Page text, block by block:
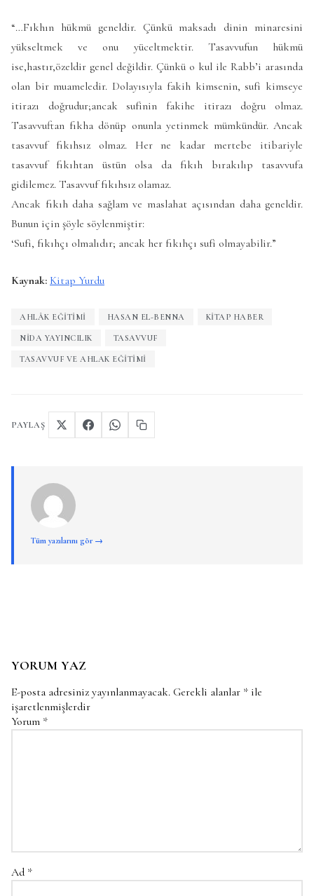
“…Fıkhın hükmü geneldir. Çünkü maksadı dinin minaresini
yükseltmek ve onu yüceltmektir. Tasavvufun hükmü
ise,hastır,özeldir genel değildir. Çünkü o kul ile Rabb’i arasında
olan bir muameledir. Dolayısıyla fakih kimsenin, sufi kimseye
itirazı doğrudur;ancak sufinin fakihe itirazı doğru olmaz.
Tasavvuftan fıkha dönüp onunla yetinmek mümkündür. Ancak
tasavvuf fıkıhsız olmaz. Her ne kadar mertebe itibariyle
tasavvuf fıkıhtan üstün olsa da fıkıh bırakılıp tasavvufa
gidilemez. Tasavvuf fıkıhsız olamaz.
Ancak fıkıh daha sağlam ve maslahat açısından daha geneldir.
Bunun için şöyle söylenmiştir:
‘Sufi, fıkıhçı olmalıdır; ancak her fıkıhçı sufi olmayabilir.”
Kaynak: Kitap Yurdu
AHLÂK EĞITIMI HASAN EL-BENNA KITAP HABER
NIDA YAYINCILIK TASAVVUF
TASAVVUF VE AHLAK EĞITIMI
PAYLAŞ
Tüm yazılarını gör →
YORUM YAZ
E-posta adresiniz yayınlanmayacak. Gerekli alanlar * ile
işaretlenmişlerdir
Yorum *
Ad *